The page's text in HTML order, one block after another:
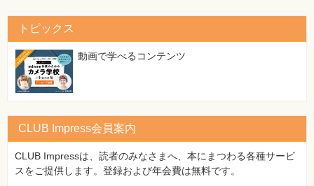
トピックス
動画で学べるコンテンツ
CLUB Impress会員案内
CLUB Impressは、読者のみなさまへ、本にまつわる各種サービ
スをご提供します。登録および年会費は無料です。